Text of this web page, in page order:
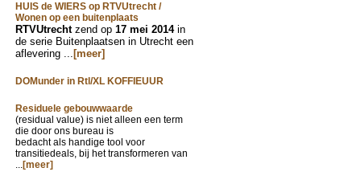
HUIS de WIERS op RTVUtrecht /
Wonen op een buitenplaats
RTVUtrechtzend op 17 mei 2014 in
de serie Buitenplaatsen in Utrecht een
aflevering ... [meer]
DOMunder in Rtl/XL KOFFIEUUR
Residuele gebouwwaarde
(residual value) is niet alleen een term
die door ons bureau is
bedacht als handige tool voor
transitiedeals, bij het transformeren van
...[meer]